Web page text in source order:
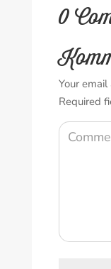
0
Your
Required